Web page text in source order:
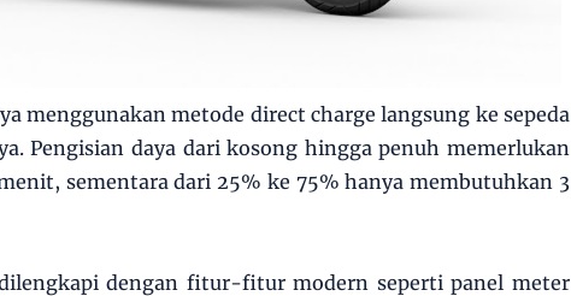
menggunakan metode direct charge langsung ke sepeda
Pengisian daya dari kosong hingga penuh memerlukan
sementara dari 25% ke 75% hanya membutuhkan 3
dengan fitur-fitur modern seperti panel meter